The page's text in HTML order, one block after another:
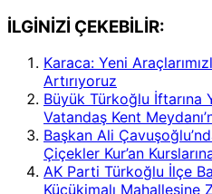
İLGİNİZİ ÇEKEBİLİR:
Karaca: Yeni
Artırıyoruz
Büyük Türkoğlu İftarına
Vatandaş Kent
Başkan Ali
Çiçekler Kur’an
AK Parti Türkoğlu İlçe
Küçükimalı Mahallesine